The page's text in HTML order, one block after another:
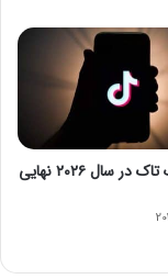
فروش تیک تاک در سال ۲۰۲۶ نهایی